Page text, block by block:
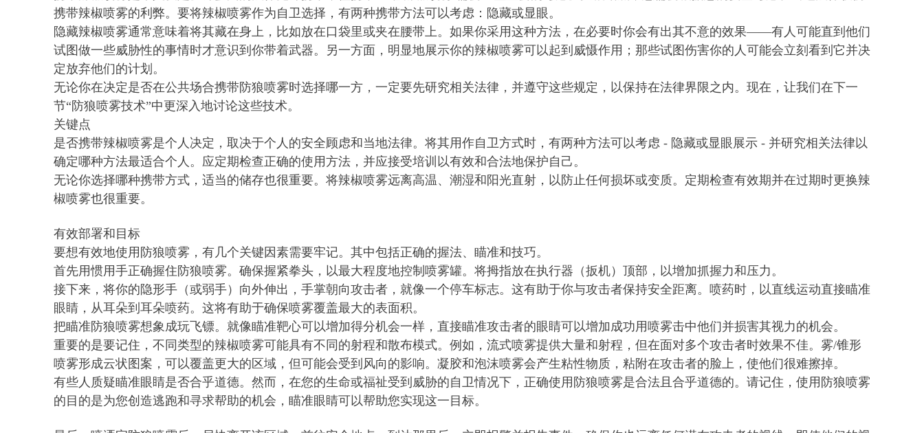
携带辣椒喷雾的利弊。要将辣椒喷雾作为自卫选择，有两种携带方法可以考虑：隐藏或显眼。
隐藏辣椒喷雾通常意味着将其藏在身上，比如放在口袋里或夹在腰带上。如果你采用这种方法，在必要时你会有出其不意的效果——有人可能直到他们
试图做一些威胁性的事情时才意识到你带着武器。另一方面，明显地展示你的辣椒喷雾可以起到威慑作用；那些试图伤害你的人可能会立刻看到它并决
定放弃他们的计划。
无论你在决定是否在公共场合携带防狼喷雾时选择哪一方，一定要先研究相关法律，并遵守这些规定，以保持在法律界限之内。现在，让我们在下一
节“防狼喷雾技术”中更深入地讨论这些技术。
关键点
是否携带辣椒喷雾是个人决定，取决于个人的安全顾虑和当地法律。将其用作自卫方式时，有两种方法可以考虑 - 隐藏或显眼展示 - 并研究相关法律以
确定哪种方法最适合个人。应定期检查正确的使用方法，并应接受培训以有效和合法地保护自己。
无论你选择哪种携带方式，适当的储存也很重要。将辣椒喷雾远离高温、潮湿和阳光直射，以防止任何损坏或变质。定期检查有效期并在过期时更换辣
椒喷雾也很重要。
有效部署和目标
要想有效地使用防狼喷雾，有几个关键因素需要牢记。其中包括正确的握法、瞄准和技巧。
首先用惯用手正确握住防狼喷雾。确保握紧拳头，以最大程度地控制喷雾罐。将拇指放在执行器（扳机）顶部，以增加抓握力和压力。
接下来，将你的隐形手（或弱手）向外伸出，手掌朝向攻击者，就像一个停车标志。这有助于你与攻击者保持安全距离。喷药时，以直线运动直接瞄准
眼睛，从耳朵到耳朵喷药。这将有助于确保喷雾覆盖最大的表面积。
把瞄准防狼喷雾想象成玩飞镖。就像瞄准靶心可以增加得分机会一样，直接瞄准攻击者的眼睛可以增加成功用喷雾击中他们并损害其视力的机会。
重要的是要记住，不同类型的辣椒喷雾可能具有不同的射程和散布模式。例如，流式喷雾提供大量和射程，但在面对多个攻击者时效果不佳。雾/锥形
喷雾形成云状图案，可以覆盖更大的区域，但可能会受到风向的影响。凝胶和泡沫喷雾会产生粘性物质，粘附在攻击者的脸上，使他们很难擦掉。
有些人质疑瞄准眼睛是否合乎道德。然而，在您的生命或福祉受到威胁的自卫情况下，正确使用防狼喷雾是合法且合乎道德的。请记住，使用防狼喷雾
的目的是为您创造逃跑和寻求帮助的机会，瞄准眼睛可以帮助您实现这一目标。